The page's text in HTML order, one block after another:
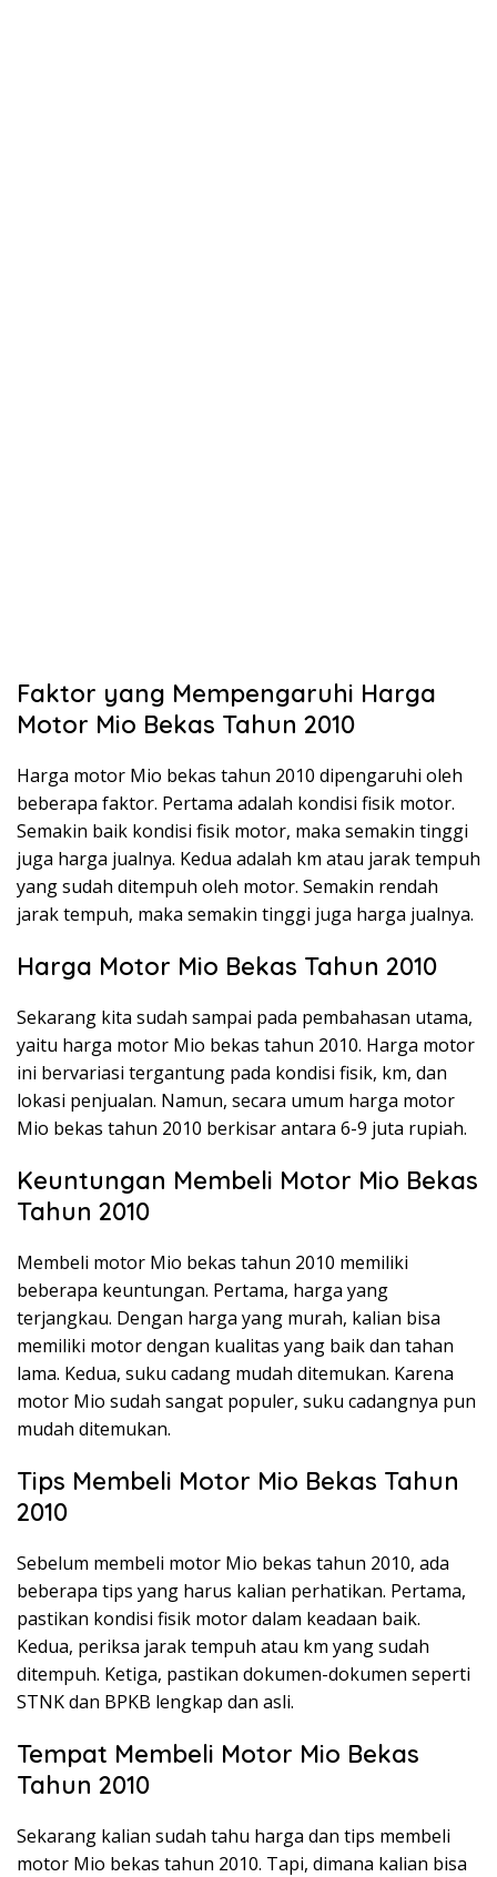
Faktor yang Mempengaruhi Harga
Motor Mio Bekas Tahun 2010
Harga motor Mio bekas tahun 2010 dipengaruhi oleh
beberapa faktor. Pertama adalah kondisi fisik motor.
Semakin baik kondisi fisik motor, maka semakin tinggi
juga harga jualnya. Kedua adalah km atau jarak tempuh
yang sudah ditempuh oleh motor. Semakin rendah
jarak tempuh, maka semakin tinggi juga harga jualnya.
Harga Motor Mio Bekas Tahun 2010
Sekarang kita sudah sampai pada pembahasan utama,
yaitu harga motor Mio bekas tahun 2010. Harga motor
ini bervariasi tergantung pada kondisi fisik, km, dan
lokasi penjualan. Namun, secara umum harga motor
Mio bekas tahun 2010 berkisar antara 6-9 juta rupiah.
Keuntungan Membeli Motor Mio Bekas
Tahun 2010
Membeli motor Mio bekas tahun 2010 memiliki
beberapa keuntungan. Pertama, harga yang
terjangkau. Dengan harga yang murah, kalian bisa
memiliki motor dengan kualitas yang baik dan tahan
lama. Kedua, suku cadang mudah ditemukan. Karena
motor Mio sudah sangat populer, suku cadangnya pun
mudah ditemukan.
Tips Membeli Motor Mio Bekas Tahun
2010
Sebelum membeli motor Mio bekas tahun 2010, ada
beberapa tips yang harus kalian perhatikan. Pertama,
pastikan kondisi fisik motor dalam keadaan baik.
Kedua, periksa jarak tempuh atau km yang sudah
ditempuh. Ketiga, pastikan dokumen-dokumen seperti
STNK dan BPKB lengkap dan asli.
Tempat Membeli Motor Mio Bekas
Tahun 2010
Sekarang kalian sudah tahu harga dan tips membeli
motor Mio bekas tahun 2010. Tapi, dimana kalian bisa